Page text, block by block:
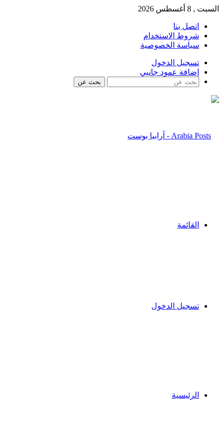
السبت , 8 أغسطس 2026
اتصل بنا
شروط الاستخدام
سياسة الخصوصية
تسجيل الدخول
إضافة عمود جانبي
بحث عن
القائمة
تسجيل الدخول
الرئيسية